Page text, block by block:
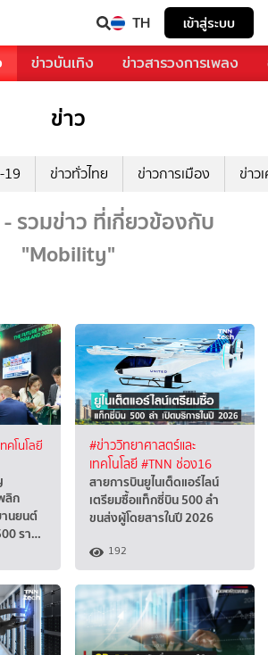
TH เข้าสู่ระบบ
ข่าวบันเทิง ข่าวสารวงการเพลง
ข่าว
19 ข่าวทั่วไทย ข่าวการเมือง ข่าว
รวมข่าว ที่เกี่ยวข้องกับ
"Mobility"
คโนโลยี
ลิก
นยนต์
รา…
#ข่าววิทยาศาสตร์และ
เทคโนโลยี#TNN ช่อง16
สายการบินยูไนเต็ดแอร์ไลน์
เตรียมซื้อแท็กซี่บิน 500 ลำ
ขนส่งผู้โดยสารในปี 2026
192